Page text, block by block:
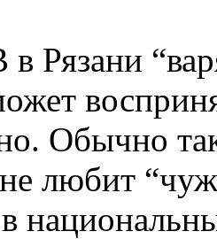
Обычно
любит